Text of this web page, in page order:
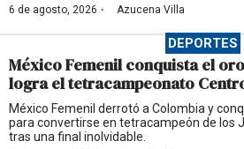
6 de agosto, 2026 · Azucena Villa
DEPORTES
México Femenil conquista el
logra el tetracampeonato
México Femenil derrotó a Colombia y
para convertirse en tetracampeón de los
tras una final inolvidable.